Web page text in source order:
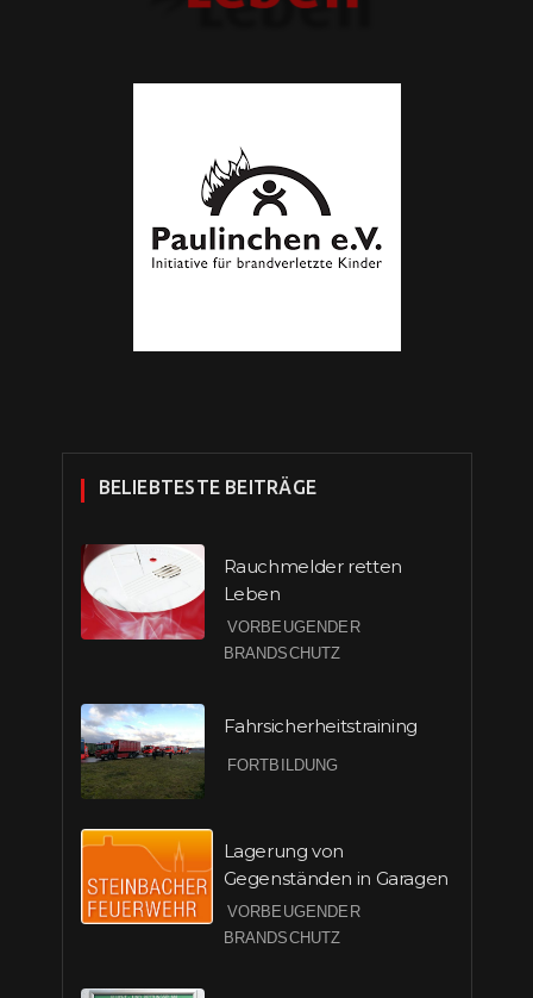
BELIEBTESTE BEITRÄGE
Rauchmelder retten
Leben
VORBEUGENDER
BRANDSCHUTZ
Fahrsicherheitstraining
FORTBILDUNG
Lagerung von
Gegenständen in Garagen
VORBEUGENDER
BRANDSCHUTZ